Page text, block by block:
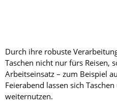
Durch ihre robuste
Taschen nicht nur fürs Reisen,
Arbeitseinsatz – zum Beispiel
Feierabend lassen sich
weiternutzen.